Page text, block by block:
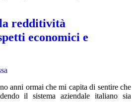
redditività
economici e
anni ormai che mi capita di sentire che
il sistema aziendale italiano sia